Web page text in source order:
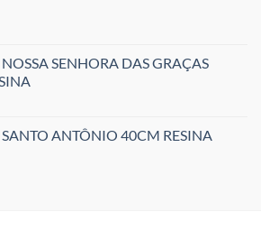
SENHORA DAS GRAÇAS
ANTÔNIO 40CM RESINA